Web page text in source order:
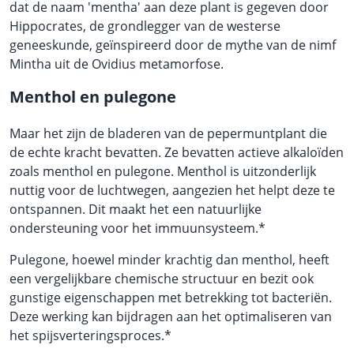
dat de naam 'mentha' aan deze plant is gegeven door
Hippocrates, de grondlegger van de westerse
geneeskunde, geïnspireerd door de mythe van de nimf
Mintha uit de Ovidius metamorfose.
Menthol en pulegone
Maar het zijn de bladeren van de pepermuntplant die
de echte kracht bevatten. Ze bevatten actieve alkaloïden
zoals menthol en pulegone. Menthol is uitzonderlijk
nuttig voor de luchtwegen, aangezien het helpt deze te
ontspannen. Dit maakt het een natuurlijke
ondersteuning voor het immuunsysteem.*
Pulegone, hoewel minder krachtig dan menthol, heeft
een vergelijkbare chemische structuur en bezit ook
gunstige eigenschappen met betrekking tot bacteriën.
Deze werking kan bijdragen aan het optimaliseren van
het spijsverteringsproces.*